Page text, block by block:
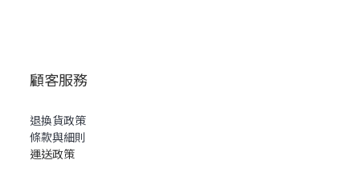
顧客服務
退換貨政策
條款與細則
運送政策